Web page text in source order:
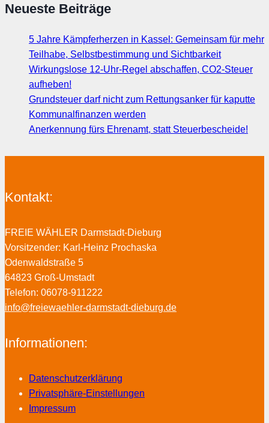
Neueste Beiträge
5 Jahre Kämpferherzen in Kassel: Gemeinsam für mehr
Teilhabe, Selbstbestimmung und Sichtbarkeit
Wirkungslose 12-Uhr-Regel abschaffen, CO2-Steuer
aufheben!
Grundsteuer darf nicht zum Rettungsanker für kaputte
Kommunalfinanzen werden
Anerkennung fürs Ehrenamt, statt Steuerbescheide!
Kontakt:
FREIE WÄHLER Darmstadt-Dieburg
Vorsitzender: Karl-Heinz Prochaska
Odenwaldstraße 5
64823 Groß-Umstadt
Telefon: 06078-911222
info@freiewaehler-darmstadt-dieburg.de
Informationen:
Datenschutzerklärung
Privatsphäre-Einstellungen
Impressum